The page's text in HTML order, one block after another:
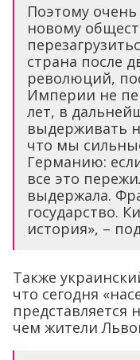
Поэтому
новому
страна после
революций,
Империи не
лет, в
выдерживать
что мы
Германию:
все это
выдержала.
государство.
история», –
Также
что сегодня
чем жители